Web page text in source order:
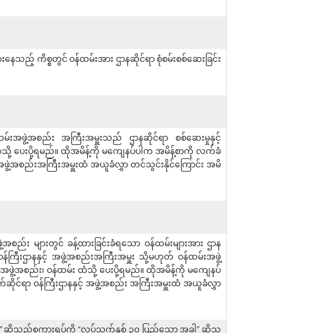
သည့် ကိစ္စတွင် ဝန်ထမ်းအား ဌာနဆိုင်ရာ စုံစမ်းစစ်ဆေးခြင်း
အဖွဲ့အစည်း အကြီးအမှူးသည် ဌာနဆိုင်ရာ စစ်ဆေးမှုနှင့်
သို့ ပေးပို့ရမည်။ ထိုအမိန့်ကို မကျေနပ်ပါက အမိန့်စာကို လက်ခံ
အစည်းအကြီးအမှူးထံ အယူခံလွှာ တင်သွင်းနိုင်ကြောင်း အမိ
ျားတွင် ခန့်ထားခြင်းခံရသော ဝန်ထမ်းများအား ဌာန
ြီးဌာနနှင့် အဖွဲ့အစည်းအကြီးအမှူး သို့မဟုတ် ဝန်ထမ်းအဖွဲ့
ဖွဲ့အစည်း၊ ဝန်ထမ်း ထံသို့ ပေးပို့ရမည်။ ထိုအမိန့်ကို မကျေနပ်
ရာ ဝန်ကြီးဌာနနှင့် အဖွဲ့အစည်း အကြီးအမှူးထံ အယူခံလွှာ
” ဆိုသည့်စကားရပ်ကို “လုပ်သက်နှစ် ၃၀ ပြည့်သော အခါ” ဆိုသ